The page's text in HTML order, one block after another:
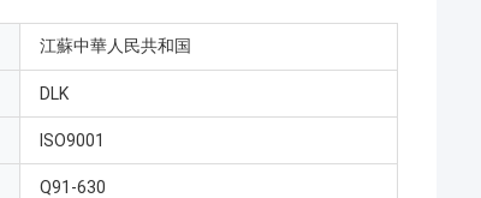
江蘇中華人民共和国
DLK
ISO9001
Q91-630